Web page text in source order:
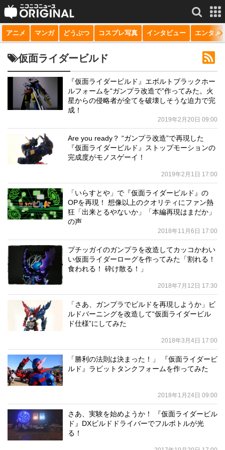
サービス一覧 もっと見る
niconico
動画
生放送
チャンネル
マンガ
アニメ マンガ どうぶつ コスプレ写真 インタビュー エンタメ
仮面ライダービルド
『仮面ライダービルド』エボルトブラックホー
ルフォームを“ガンプラ改造で”作ってみた。火
星からの侵略者が全てを破壊しそうな迫力で完
成！
2019年2月20日 09:00
Are you ready？ “ガンプラ改造”で再現した
『仮面ライダービルド』ストップモーションの
完成度がモノスゲーイ！
2019年2月1日 17:00
「いらすとや」で『仮面ライダービルド』の
OPを再現！ 想像以上のクオリティにファン熱
狂「出来とるやないか」「本編再現はまだか」
の声
2018年11月6日 17:00
プチッガイのガンプラを改造してカッコかわい
い仮面ライダーローグを作ってみた「割れる！
食われる！ 砕け散る！」
2018年7月12日 17:30
「さあ、ガンプラでビルドを再現しようか」ビ
ルドバーニングを改造して“仮面ライダービル
ド仕様”にしてみた
2018年3月4日 17:00
「勝利の法則は決まった！」 『仮面ライダービ
ルド』ラビットタンクフォームを作ってみた
2018年1月24日 09:00
さあ、実験を始めようか！ 『仮面ライダービル
ド』DXビルドドライバーでフルボトルが光
る！